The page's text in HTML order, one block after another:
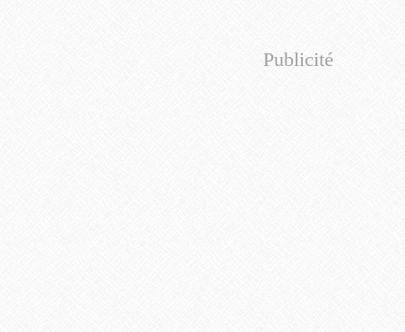
Publicité